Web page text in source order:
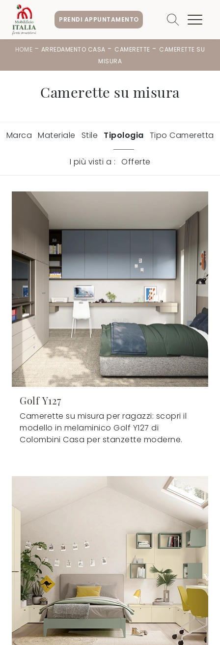
PRENDI APPUNTAMENTO
HOME - ARREDAMENTO CASA - CAMERETTE - CAMERETTE SU
MISURA
Camerette su misura
Marca Materiale Stile Tipologia Tipo Cameretta
I più visti a : Offerte
Golf Y127
Camerette su misura per ragazzi: scopri il
modello in melaminico Golf Y127 di
Colombini Casa per stanzette moderne.